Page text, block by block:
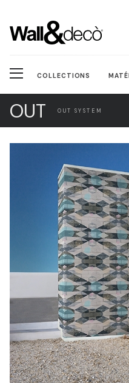
COLLECTIONS
OUT OUT SYSTEM